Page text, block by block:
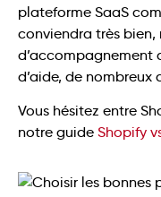
plateforme SaaS
conviendra très bien,
d’accompagnement
d’aide, de nombreux
Vous hésitez entre
notre guide Shopify